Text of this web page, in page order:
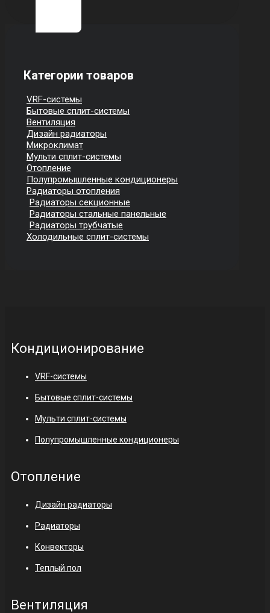
Категории товаров
VRF-системы
Бытовые сплит-системы
Вентиляция
Дизайн радиаторы
Микроклимат
Мульти сплит-системы
Отопление
Полупромышленные кондиционеры
Радиаторы отопления
Радиаторы секционные
Радиаторы стальные панельные
Радиаторы трубчатые
Холодильные сплит-системы
Кондиционирование
VRF-системы
Бытовые сплит-системы
Мульти сплит-системы
Полупромышленные кондиционеры
Отопление
Дизайн радиаторы
Радиаторы
Конвекторы
Теплый пол
Вентиляция